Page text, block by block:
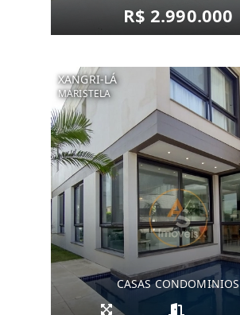
R$ 2.990.000
XANGRI-LÁ
MARISTELA
CASAS CONDOMINIOS